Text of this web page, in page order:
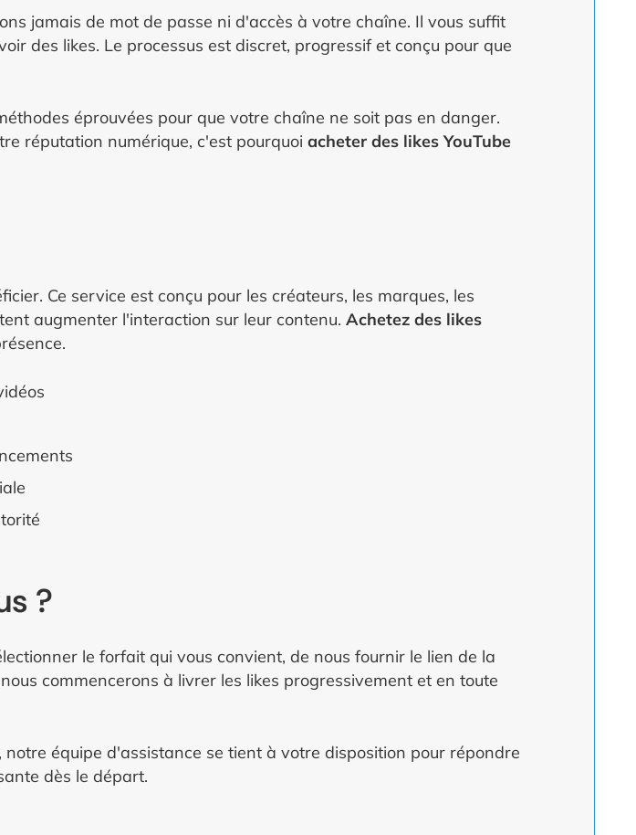
jamais de mot de passe ni d'accès à votre chaîne. Il vous suffit
des likes. Le processus est discret, progressif et conçu pour que
éprouvées pour que votre chaîne ne soit pas en danger.
réputation numérique, c'est pourquoi acheter des likes YouTube
Ce service est conçu pour les créateurs, les marques, les
augmenter l'interaction sur leur contenu. Achetez des likes
?
le forfait qui vous convient, de nous fournir le lien de la
commencerons à livrer les likes progressivement et en toute
équipe d'assistance se tient à votre disposition pour répondre
dès le départ.